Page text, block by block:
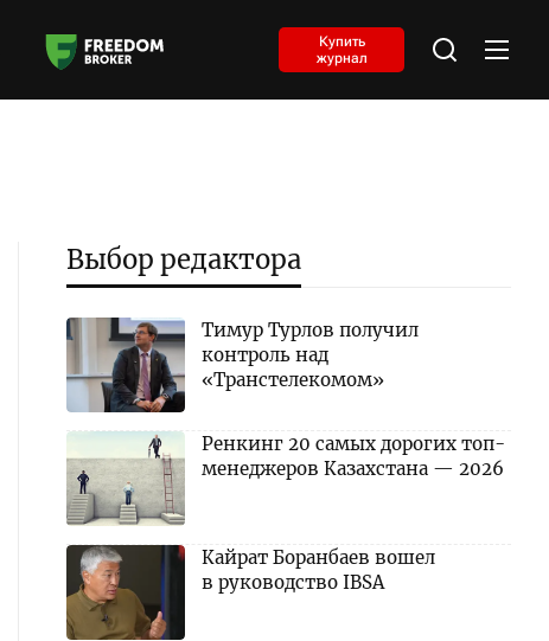
Купить
журнал
Выбор редактора
Тимур Турлов получил
контроль над
«Транстелекомом»
Ренкинг 20 самых дорогих топ-
менеджеров Казахстана — 2026
Кайрат Боранбаев вошел
в руководство IBSA